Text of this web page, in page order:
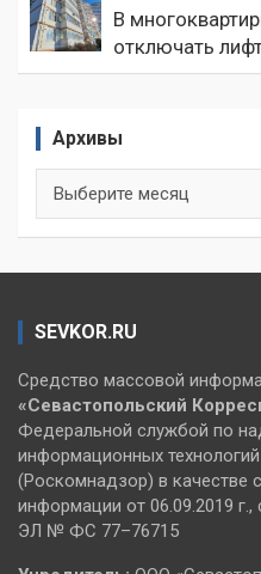
В
отключать
Архивы
SEVKOR.RU
Средство массовой
«Севастопольский
Федеральной службой по
информационных
(Роскомнадзор) в качестве
информации от 06.09.2019 г.,
ЭЛ № ФС 77–76715